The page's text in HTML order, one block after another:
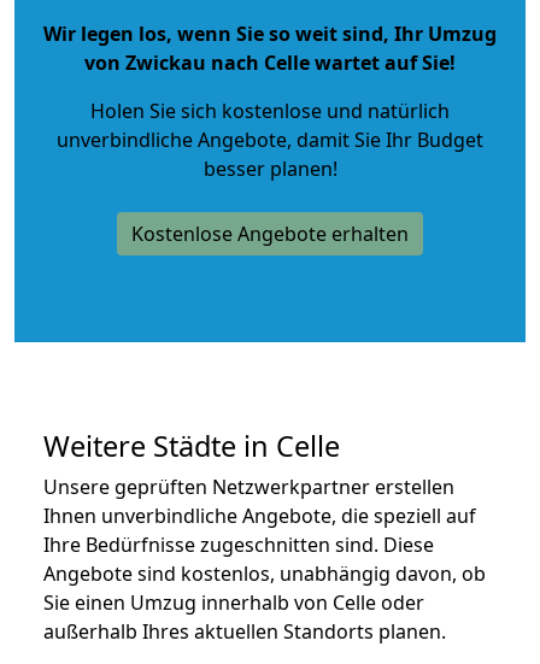
Wir legen los, wenn Sie so weit sind, Ihr Umzug
von Zwickau nach Celle wartet auf Sie!
Holen Sie sich kostenlose und natürlich
unverbindliche Angebote, damit Sie Ihr Budget
besser planen!
Kostenlose Angebote erhalten
Weitere Städte in Celle
Unsere geprüften Netzwerkpartner erstellen
Ihnen unverbindliche Angebote, die speziell auf
Ihre Bedürfnisse zugeschnitten sind. Diese
Angebote sind kostenlos, unabhängig davon, ob
Sie einen Umzug innerhalb von Celle oder
außerhalb Ihres aktuellen Standorts planen.